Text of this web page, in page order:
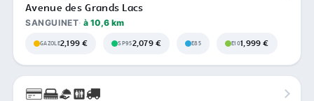
Avenue des Grands Lacs
SANGUINET à 10,6 km
GAZOLE2,199 € SP952,079 € E85 E101,999 €